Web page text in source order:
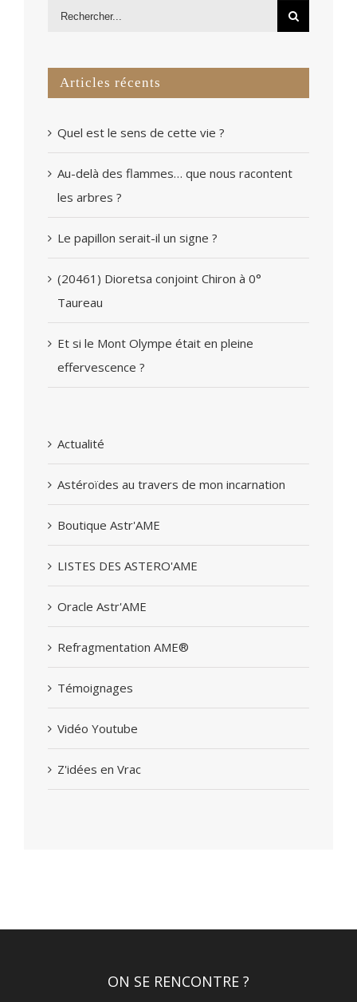
Articles récents
Quel est le sens de cette vie ?
Au-delà des flammes… que nous racontent
les arbres ?
Le papillon serait-il un signe ?
(20461) Dioretsa conjoint Chiron à 0°
Taureau
Et si le Mont Olympe était en pleine
effervescence ?
Actualité
Astéroïdes au travers de mon incarnation
Boutique Astr'AME
LISTES DES ASTERO'AME
Oracle Astr'AME
Refragmentation AME®
Témoignages
Vidéo Youtube
Z'idées en Vrac
ON SE RENCONTRE ?